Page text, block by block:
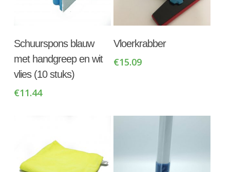
Winkelwagen
Schuurspons blauw
met handgreep en wit
vlies (10 stuks)
€11.44
Winkelwagen
Vloerkrabber
€15.09